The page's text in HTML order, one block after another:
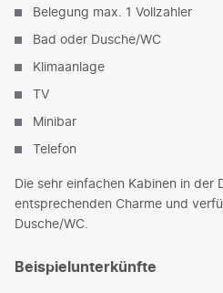
Belegung max. 1 Vollzahler
Bad oder Dusche/WC
Klimaanlage
TV
Minibar
Telefon
Die sehr einfachen Kabinen in der
entsprechenden Charme und
Dusche/WC.
Beispielunterkünfte